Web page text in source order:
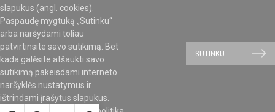
slapukus (angl. cookies).
Paspaudę mygtuką „Sutinku“
arba naršydami toliau
patvirtinsite savo sutikimą. Bet
kada galėsite atšaukti savo
sutikimą pakeisdami interneto
naršyklės nustatymus ir
ištrindami įrašytus slapukus.
SUTINKU
SVETAINESMOKYKLOMS.LT